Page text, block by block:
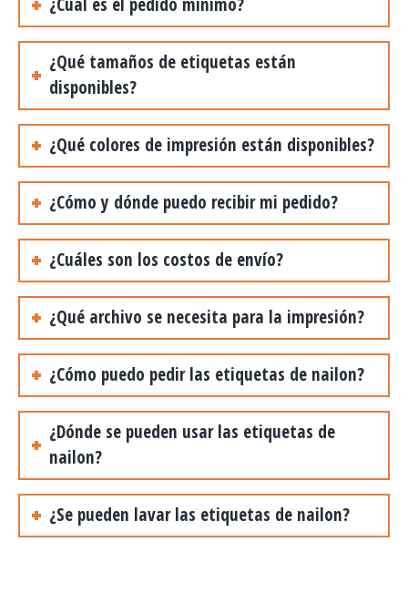
¿Qué tamaños de etiquetas están
disponibles?
¿Qué colores de impresión están disponibles?
¿Cómo y dónde puedo recibir mi pedido?
¿Cuáles son los costos de envío?
¿Qué archivo se necesita para la impresión?
¿Cómo puedo pedir las etiquetas de nailon?
¿Dónde se pueden usar las etiquetas de
nailon?
¿Se pueden lavar las etiquetas de nailon?